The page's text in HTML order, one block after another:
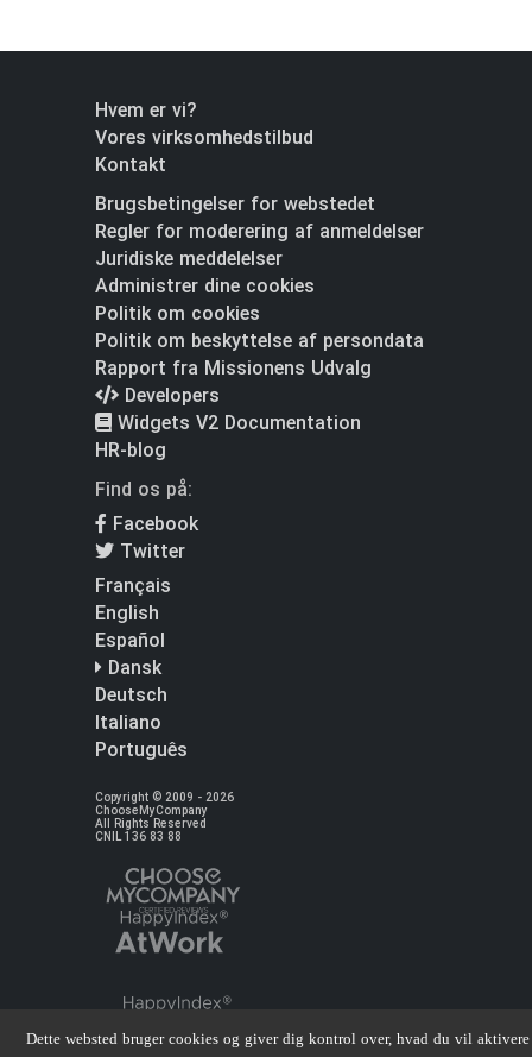
Hvem er vi?
Vores virksomhedstilbud
Kontakt
Brugsbetingelser for webstedet
Regler for moderering af anmeldelser
Juridiske meddelelser
Administrer dine cookies
Politik om cookies
Politik om beskyttelse af persondata
Rapport fra Missionens Udvalg
Developers
Widgets V2 Documentation
HR-blog
Find os på:
Facebook
Twitter
Français
English
Español
Dansk
Deutsch
Italiano
Português
Copyright © 2009 - 2026
ChooseMyCompany
All Rights Reserved
CNIL 136 83 88
Dette websted bruger cookies og giver dig kontrol over, hvad du vil aktivere